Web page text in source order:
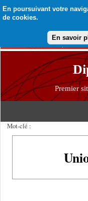
En poursuivant votre
de cookies.
En savoir
Premier
Mot-clé :